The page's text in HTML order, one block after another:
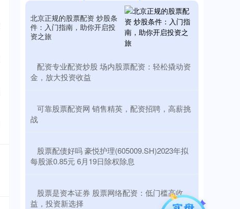
北京正规的股票配资 炒股条
件：入门指南，助你开启投
资之旅
​配资专业配资炒股 场内股票配资：轻松撬动资
金，放大投资收益
​可靠股票配资网 销售精英，配资招聘，高薪挑
战
​股票配债好吗 豪悦护理(605009.SH)2023年拟
每股派0.85元 6月19日除权除息
​股票是资本证券 股票网络配资：低门槛高收
益，投资新选择